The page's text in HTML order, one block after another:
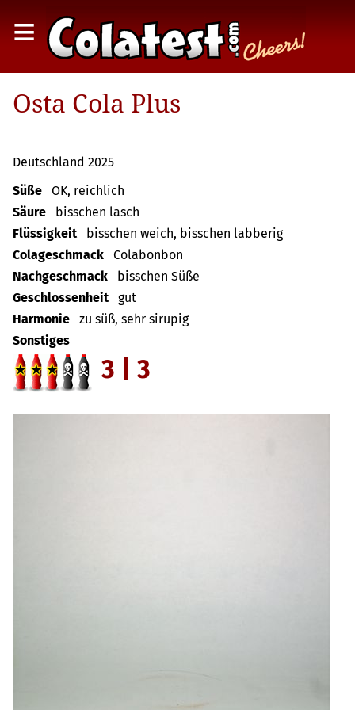
≡
Osta Cola Plus
Deutschland 2025
Süße
OK, reichlich
Säure
bisschen lasch
Flüssigkeit
bisschen weich, bisschen labberig
Colageschmack
Colabonbon
Nachgeschmack
bisschen Süße
Geschlossenheit
gut
Harmonie
zu süß, sehr sirupig
Sonstiges
3 | 3